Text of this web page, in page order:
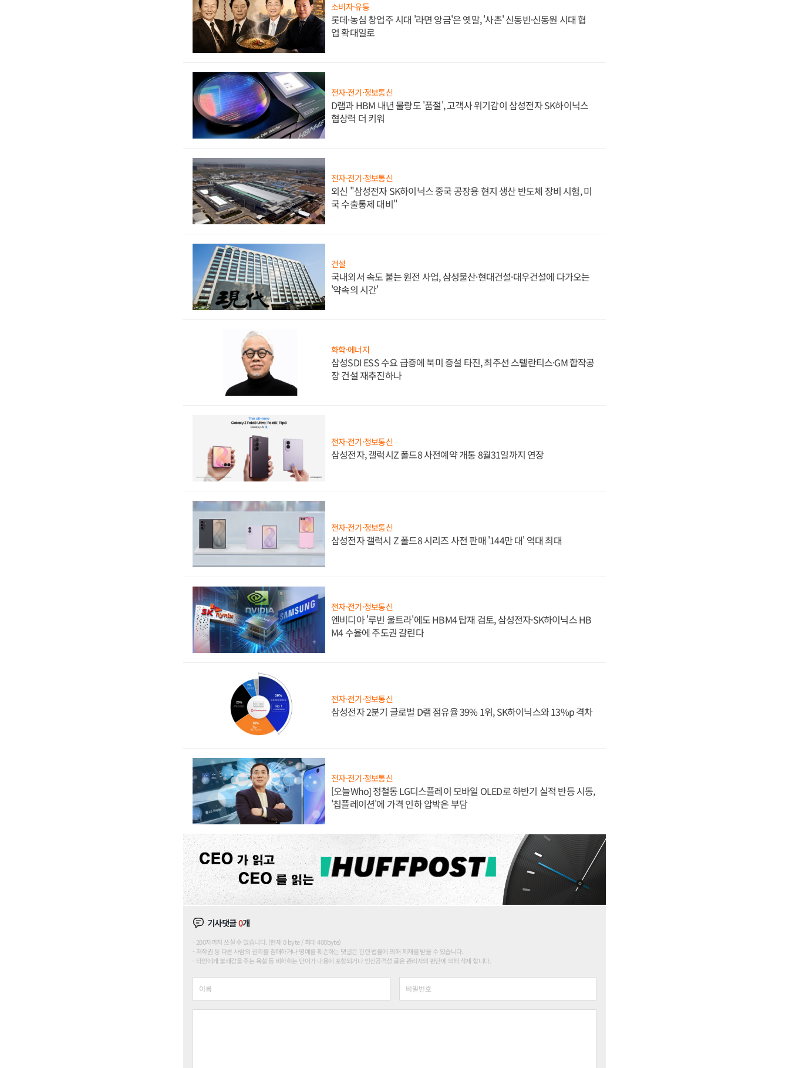
소비자·유통
롯데·농심 창업주 시대 '라면 앙금'은 옛말, '사촌' 신동빈·신동원 시대 협
업 확대일로
전자·전기·정보통신
D램과 HBM 내년 물량도 '품절', 고객사 위기감이 삼성전자 SK하이닉스
협상력 더 키워
전자·전기·정보통신
외신 "삼성전자 SK하이닉스 중국 공장용 현지 생산 반도체 장비 시험, 미
국 수출통제 대비"
건설
국내외서 속도 붙는 원전 사업, 삼성물산·현대건설·대우건설에 다가오는
'약속의 시간'
화학·에너지
삼성SDI ESS 수요 급증에 북미 증설 타진, 최주선 스텔란티스·GM 합작공
장 건설 재추진하나
전자·전기·정보통신
삼성전자, 갤럭시Z 폴드8 사전예약 개통 8월31일까지 연장
전자·전기·정보통신
삼성전자 갤럭시 Z 폴드8 시리즈 사전 판매 '144만 대' 역대 최대
전자·전기·정보통신
엔비디아 '루빈 울트라'에도 HBM4 탑재 검토, 삼성전자·SK하이닉스 HB
M4 수율에 주도권 갈린다
전자·전기·정보통신
삼성전자 2분기 글로벌 D램 점유율 39% 1위, SK하이닉스와 13%p 격차
전자·전기·정보통신
[오늘Who] 정철동 LG디스플레이 모바일 OLED로 하반기 실적 반등 시동,
'칩플레이션'에 가격 인하 압박은 부담
기사댓글0개
200자까지 쓰실 수 있습니다. (현재 0 byte / 최대 400byte)
저작권 등 다른 사람의 권리를 침해하거나 명예를 훼손하는 댓글은 관련 법률에 의해 제재를 받을 수 있습니다.
타인에게 불쾌감을 주는 욕설 등 비하하는 단어가 내용에 포함되거나 인신공격성 글은 관리자의 판단에 의해 삭제 합니다.